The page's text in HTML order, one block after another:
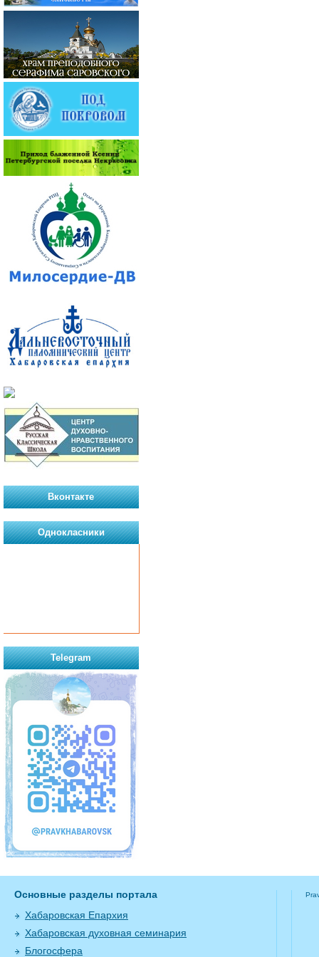
Вконтакте
Однокласники
Telegram
Основные разделы портала
Хабаровская Епархия
Хабаровская духовная семинария
Блогосфера